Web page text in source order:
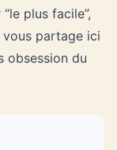
plus facile”,
partage ici
obsession du